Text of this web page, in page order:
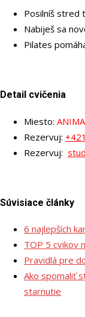
Posilníš stred
Nabiješ sa
Pilates
Detail cvičenia
Miesto:
Rezervuj:
Rezervuj:
Súvisiace články
6 najlepších
TOP 5 cvikov
Pravidlá pre
Ako spomaliť
starnutie